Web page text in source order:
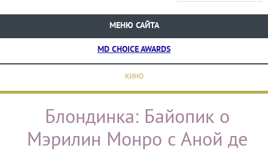
МЕНЮ САЙТА
MD CHOICE AWARDS
КИНО
Блондинка: Байопик о
Мэрилин Монро с Аной де